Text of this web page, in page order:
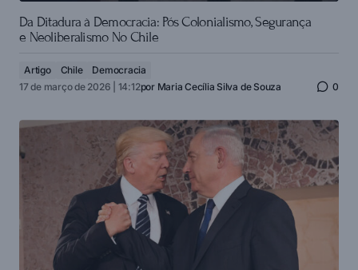
Da Ditadura à Democracia: Pós Colonialismo, Segurança
e Neoliberalismo No Chile
Artigo Chile
Democracia
17 de março de 2026 | 14:12por Maria Cecília Silva de Souza 0